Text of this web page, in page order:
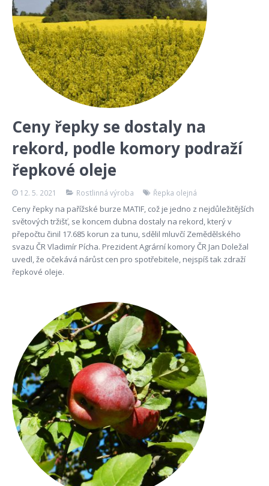
Ceny řepky se dostaly na
rekord, podle komory podraží
řepkové oleje
12. 5. 2021 Rostlinná výroba Řepka olejná
Ceny řepky na pařížské burze MATIF, což je jedno z nejdůležitějších
světových tržišť, se koncem dubna dostaly na rekord, který v
přepočtu činil 17.685 korun za tunu, sdělil mluvčí Zemědělského
svazu ČR Vladimír Pícha. Prezident Agrární komory ČR Jan Doležal
uvedl, že očekává nárůst cen pro spotřebitele, nejspíš tak zdraží
řepkové oleje.